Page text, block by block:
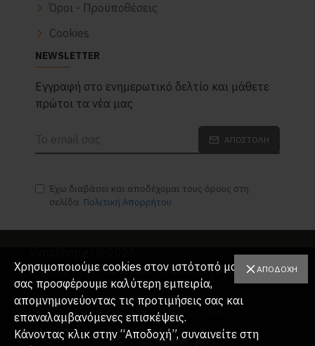
Όροι - Προϋποθέσεις
Cookies
NEWSLETTER
Eγγραφή στο ενημερωτικό δελτίο και μάθετε
πρώτοι τα νέα μας
ΑΠΟΣΤΟΛΉ
Έχω διαβάσει και αποδέχομαι τους όρους στη
σελίδα Πολιτική Απορρήτου
Βοσπόρου 1, Περιστέρι, ΤΚ 12134 | 2114026562
ΑΠΟΔΟΧΉ
Χρησιμοποιούμε cookies στον ιστότοπό μας για να
σας προσφέρουμε καλύτερη εμπειρία,
απομνημονεύοντας τις προτιμήσεις σας και
επαναλαμβανόμενες επισκέψεις.
Κάνοντας κλικ στην “Αποδοχή”, συναινείτε στη